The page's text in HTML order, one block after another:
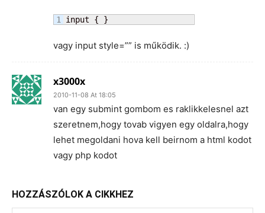
input { }
vagy input style=”” is működik. :)
x3000x
2010-11-08 At 18:05
van egy submint gombom es raklikkelesnel azt
szeretnem,hogy tovab vigyen egy oldalra,hogy
lehet megoldani hova kell beirnom a html kodot
vagy php kodot
HOZZÁSZÓLOK A CIKKHEZ